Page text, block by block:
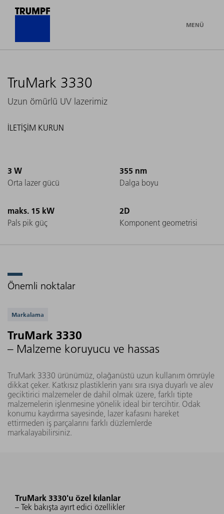
MENÜ
TruMark 3330
Uzun ömürlü UV lazerimiz
İLETİŞİM KURUN
3 W
Orta lazer gücü
355 nm
Dalga boyu
maks. 15 kW
Pals pik güç
2D
Komponent geometrisi
Önemli noktalar
Desteklenen uygulamalar
Markalama
TruMark 3330
– Malzeme koruyucu ve hassas
TruMark 3330 ürünümüz, olağanüstü uzun kullanım ömrüyle
dikkat çeker. Katkısız plastiklerin yanı sıra ısıya duyarlı ve alev
geciktirici malzemeler de dahil olmak üzere, farklı tipte
malzemelerin işlenmesine yönelik ideal bir tercihtir. Odak
konumu kaydırma sayesinde, lazer kafasını hareket
ettirmeden iş parçalarını farklı düzlemlerde
markalayabilirsiniz.
TruMark 3330'u özel kılanlar
– Tek bakışta ayırt edici özellikler